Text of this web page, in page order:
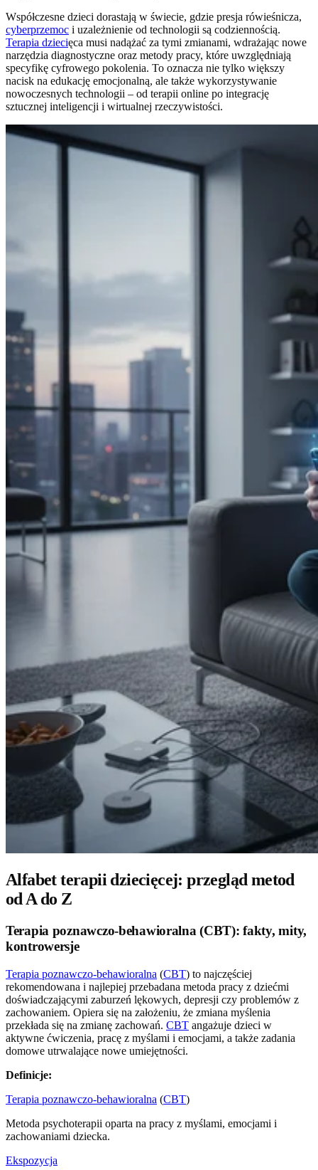
Współczesne dzieci dorastają w świecie, gdzie presja rówieśnicza,
cyberprzemoc i uzależnienie od technologii są codziennością.
Terapia dziecięca musi nadążać za tymi zmianami, wdrażając nowe
narzędzia diagnostyczne oraz metody pracy, które uwzględniają
specyfikę cyfrowego pokolenia. To oznacza nie tylko większy
nacisk na edukację emocjonalną, ale także wykorzystywanie
nowoczesnych technologii – od terapii online po integrację
sztucznej inteligencji i wirtualnej rzeczywistości.
Alfabet terapii dziecięcej: przegląd metod
od A do Z
Terapia poznawczo-behawioralna (CBT): fakty, mity,
kontrowersje
Terapia poznawczo-behawioralna (CBT) to najczęściej
rekomendowana i najlepiej przebadana metoda pracy z dziećmi
doświadczającymi zaburzeń lękowych, depresji czy problemów z
zachowaniem. Opiera się na założeniu, że zmiana myślenia
przekłada się na zmianę zachowań. CBT angażuje dzieci w
aktywne ćwiczenia, pracę z myślami i emocjami, a także zadania
domowe utrwalające nowe umiejętności.
Definicje:
Terapia poznawczo-behawioralna (CBT)
Metoda psychoterapii oparta na pracy z myślami, emocjami i
zachowaniami dziecka.
Ekspozycja